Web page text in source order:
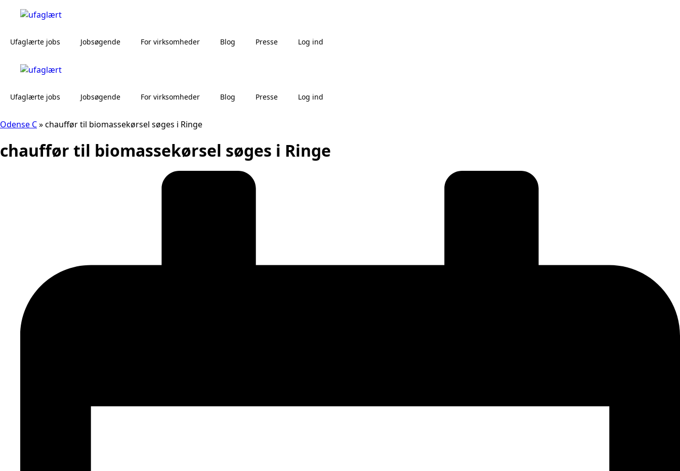
Ufaglærte jobs Jobsøgende For virksomheder Blog Presse Log ind
Ufaglærte jobs Jobsøgende For virksomheder Blog Presse Log ind
Odense C»chauffør til biomassekørsel søges i Ringe
chauffør til biomassekørsel søges i Ringe